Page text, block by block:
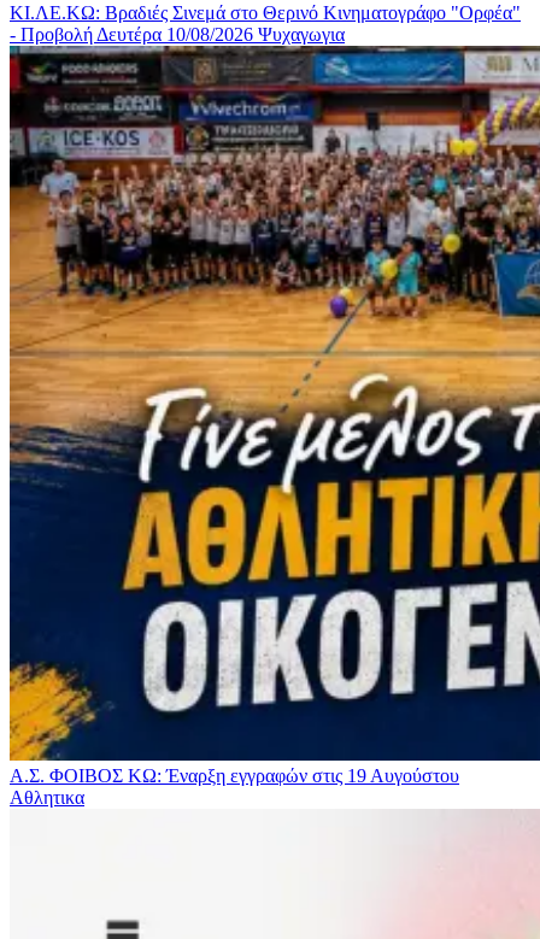
ΚΙ.ΛΕ.ΚΩ: Βραδιές Σινεμά στο Θερινό Κινηματογράφο "Ορφέα"
- Προβολή Δευτέρα 10/08/2026 Ψυχαγωγια
Α.Σ. ΦΟΙΒΟΣ ΚΩ: Έναρξη εγγραφών στις 19 Αυγούστου
Αθλητικα